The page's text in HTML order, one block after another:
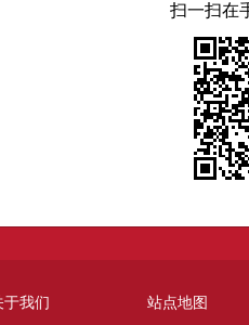
扫一扫在
于我们 站点地图